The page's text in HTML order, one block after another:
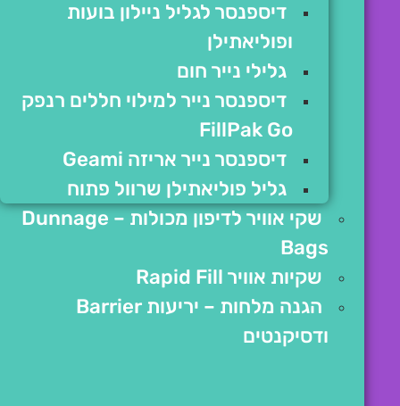
דיספנסר לגליל ניילון בועות
ופוליאתילן
גלילי נייר חום
דיספנסר נייר למילוי חללים רנפק
FillPak Go
דיספנסר נייר אריזה Geami
גליל פוליאתילן שרוול פתוח
שקי אוויר לדיפון מכולות – Dunnage
Bags
שקיות אוויר Rapid Fill
הגנה מלחות – יריעות Barrier
ודסיקנטים